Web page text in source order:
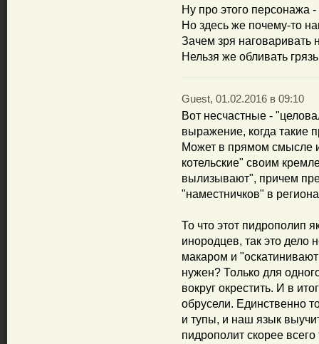
Ну про этого персонажа
Но здесь же почему-то
Зачем зря наговаривать
Нельзя же обливать
Guest, 01.02.2016 в 09:10
Вот несчастные -
выражение, когда такие
Может в прямом смысле
котельские" своим
вылизывают", причем
"наместничков" в
То что этот пидрополип
инородцев, так это
макаром и
нужен? Только для
вокруг окрестить. И в
обрусели. Единственно
и тупы, и наш язык
пидрополит скорее всего